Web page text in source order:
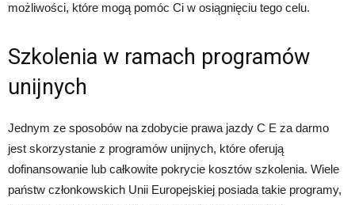
możliwości, które mogą pomóc Ci w osiągnięciu tego celu.
Szkolenia w ramach programów
unijnych
Jednym ze sposobów na zdobycie prawa jazdy C E za darmo
jest skorzystanie z programów unijnych, które oferują
dofinansowanie lub całkowite pokrycie kosztów szkolenia. Wiele
państw członkowskich Unii Europejskiej posiada takie programy,